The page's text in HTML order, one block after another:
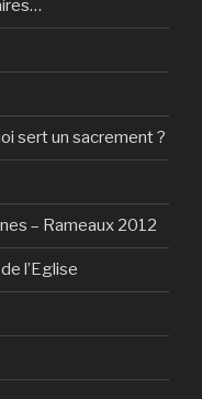
sert un sacrement ?
– Rameaux 2012
l’Eglise